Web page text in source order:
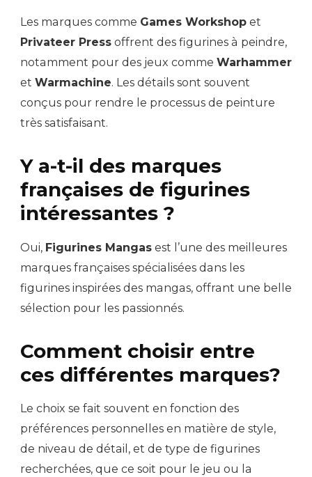
Les marques comme Games Workshop et
Privateer Press offrent des figurines à peindre,
notamment pour des jeux comme Warhammer
et Warmachine. Les détails sont souvent
conçus pour rendre le processus de peinture
très satisfaisant.
Y a-t-il des marques
françaises de figurines
intéressantes ?
Oui, Figurines Mangas est l’une des meilleures
marques françaises spécialisées dans les
figurines inspirées des mangas, offrant une belle
sélection pour les passionnés.
Comment choisir entre
ces différentes marques?
Le choix se fait souvent en fonction des
préférences personnelles en matière de style,
de niveau de détail, et de type de figurines
recherchées, que ce soit pour le jeu ou la